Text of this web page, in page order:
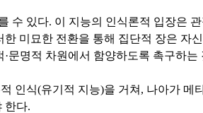
수 있다. 이 지능의 인식론적 입장은
미묘한 전환을 통해 집단적 장은 자
문명적 차원에서 함양하도록 촉구하
인식(유기적 지능)을 거쳐, 나아가
한다.